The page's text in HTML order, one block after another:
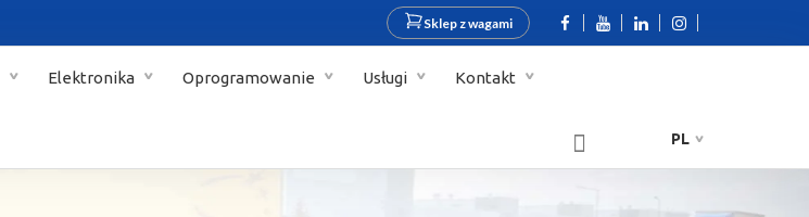
Sklep z wagami
Elektronika Oprogramowanie Usługi Kontakt
PL